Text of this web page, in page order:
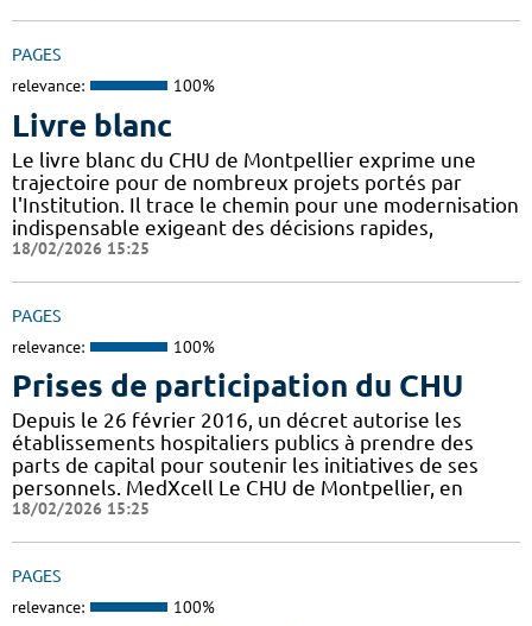
PAGES
relevance: 100%
Livre blanc
Le livre blanc du CHU de Montpellier exprime une
trajectoire pour de nombreux projets portés par
l'Institution. Il trace le chemin pour une modernisation
indispensable exigeant des décisions rapides,
18/02/2026 15:25
PAGES
relevance: 100%
Prises de participation du CHU
Depuis le 26 février 2016, un décret autorise les
établissements hospitaliers publics à prendre des
parts de capital pour soutenir les initiatives de ses
personnels. MedXcell Le CHU de Montpellier, en
18/02/2026 15:25
PAGES
relevance: 100%